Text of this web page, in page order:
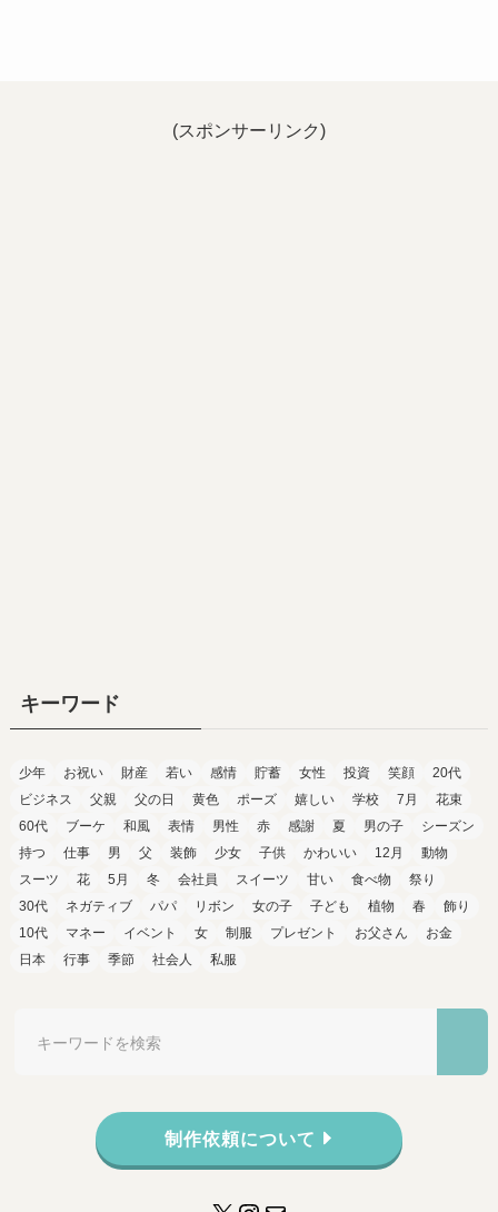
(スポンサーリンク)
キーワード
少年 お祝い 財産 若い 感情 貯蓄 女性 投資 笑顔
20代
ビジネス
父親 父の日 黄色 ポーズ 嬉しい 学校 7月
花束
60代
ブーケ 和風 表情 男性 赤 感謝 夏 男の子
シーズン
持つ
仕事 男 父 装飾 少女 子供 かわいい 12月
動物
スーツ
花 5月 冬 会社員 スイーツ 甘い 食べ物
祭り
30代
ネガティブ パパ リボン 女の子 子ども 植物 春
飾り
10代
マネー イベント 女 制服 プレゼント お父さん
お金
日本
行事 季節 社会人 私服
制作依頼について